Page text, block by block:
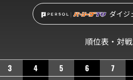
ダイジ
順位表・対
3 4 5 6 7